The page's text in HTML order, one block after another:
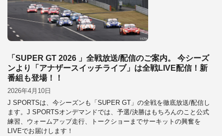
「SUPER GT 2026 」全戦放送/配信のご案内。 今シーズ
ンより「アナザースイッチライブ」は全戦LIVE配信！新
番組も登場！！
2026年4月10日
J SPORTSは、今シーズンも「SUPER GT」の全戦を徹底放送/配信し
ます。J SPORTSオンデマンドでは、予選/決勝はもちろんのこと公式
練習、ウォームアップ走行、トークショーまでサーキットの興奮を
LIVEでお届けします！